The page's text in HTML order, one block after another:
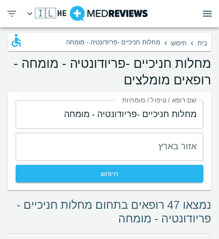
HE
🇮🇱
בית › חיפוש › מחלות חניכיים -פריודונטיה - מומחה
מחלות חניכיים -פריודונטיה - מומחה -
רופאים מומלצים
שם רופא / טיפול / מומחיות
אזור בארץ
חיפוש
נמצאו 47 רופאים בתחום מחלות חניכיים -
פריודונטיה - מומחה